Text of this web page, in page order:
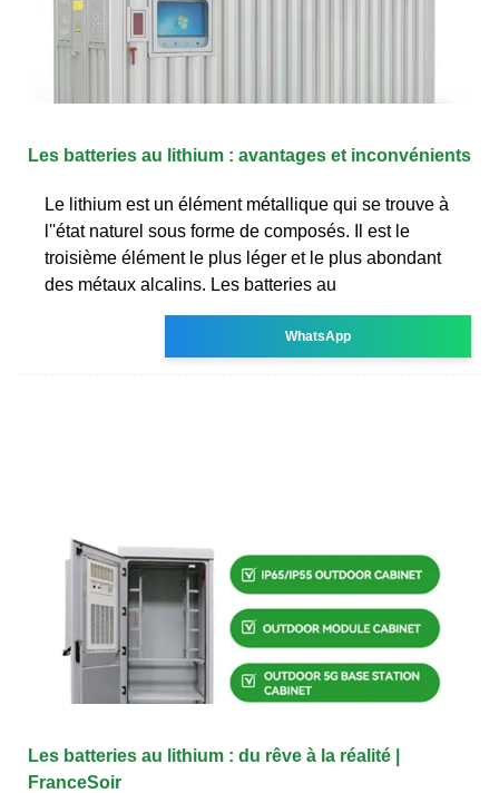
Les batteries au lithium : avantages et inconvénients
Le lithium est un élément métallique qui se trouve à
l''état naturel sous forme de composés. Il est le
troisième élément le plus léger et le plus abondant
des métaux alcalins. Les batteries au
WhatsApp
Les batteries au lithium : du rêve à la réalité |
FranceSoir